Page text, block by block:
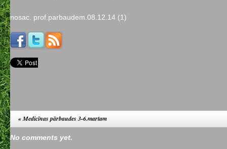
nosac. prof.parbaudem.08.12.14 (1)
«Medicīnas pārbaudes 3-6.martam
No comments yet.